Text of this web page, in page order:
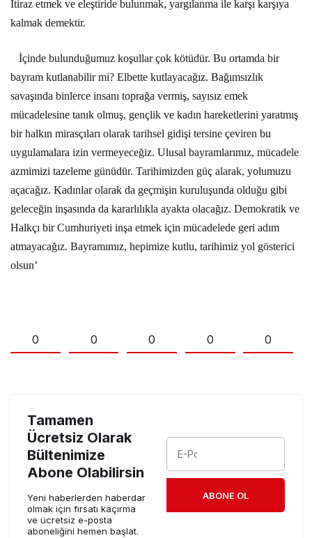
İtiraz etmek ve eleştiride bulunmak, yargılanma ile karşı karşıya
kalmak demektir.
İçinde bulunduğumuz koşullar çok kötüdür. Bu ortamda bir
bayram kutlanabilir mi? Elbette kutlayacağız. Bağımsızlık
savaşında binlerce insanı toprağa vermiş, sayısız emek
mücadelesine tanık olmuş, gençlik ve kadın hareketlerini yaratmış
bir halkın mirasçıları olarak tarihsel gidişi tersine çeviren bu
uygulamalara izin vermeyeceğiz. Ulusal bayramlarımız, mücadele
azmimizi tazeleme günüdür. Tarihimizden güç alarak, yolumuzu
açacağız. Kadınlar olarak da geçmişin kuruluşunda olduğu gibi
geleceğin inşasında da kararlılıkla ayakta olacağız. Demokratik ve
Halkçı bir Cumhuriyeti inşa etmek için mücadelede geri adım
atmayacağız. Bayramımız, hepimize kutlu, tarihimiz yol gösterici
olsun’
0 0 0 0 0
Tamamen
Ücretsiz Olarak
Bültenimize
Abone Olabilirsin
Yeni haberlerden haberdar
olmak için fırsatı kaçırma
ve ücretsiz e-posta
aboneliğini hemen başlat.
ABONE OL